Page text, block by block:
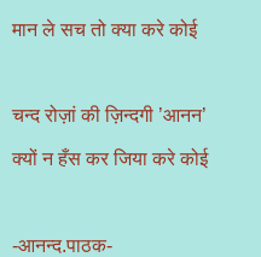
मान ले सच तो क्या करे कोई
चन्द रोज़ां की ज़िन्दगी ’आनन’
क्यों न हँस कर जिया करे कोई
-आनन्द.पाठक-